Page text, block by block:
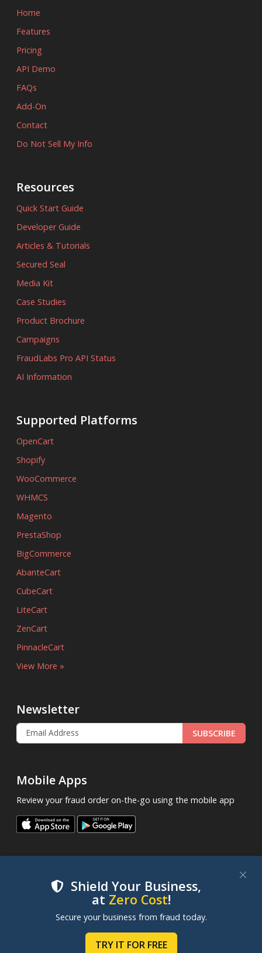
Shield Your Business,
at Zero Cost!
Secure your business from fraud today.
TRY IT FOR FREE
Home
Features
Pricing
API Demo
FAQs
Add-On
Contact
Do Not Sell My Info
Resources
Quick Start Guide
Developer Guide
Articles & Tutorials
Secured Seal
Media Kit
Case Studies
Product Brochure
Campaigns
FraudLabs Pro API Status
AI Information
Supported Platforms
OpenCart
Shopify
WooCommerce
WHMCS
Magento
PrestaShop
BigCommerce
AbanteCart
CubeCart
LiteCart
ZenCart
PinnacleCart
View More »
Newsletter
SUBSCRIBE
Mobile Apps
Review your fraud order on-the-go using the mobile app
Terms of Service |Privacy Policy| SLA| Cookie Notice
We use cookies to improve your experience on our
websites. By clicking "Accept Cookies", you consent to
our use of cookies. Learn more in ourCookie Policy